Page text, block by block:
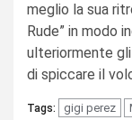
meglio la sua
Rude” in modo
ulteriormente
di spiccare il
Tags: gigi perez